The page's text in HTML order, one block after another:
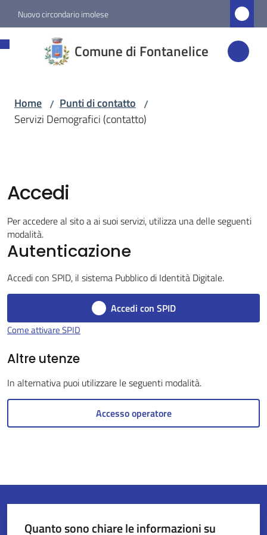
Vai al contenuto
Vai alla navigazione
Vai al footer
Nuovo circondario imolese
Comune di Fontanelice
Fontanelice
Amministrazione
Menu selezionato
Vivere
Fontanelice
Servizi
on-
line
Tutti
Home / Punti di contatto /
Servizi Demografici (contatto)
Accedi
Per accedere al sito a ai suoi servizi, utilizza una delle seguenti
modalità.
Autenticazione
Accedi con SPID, il sistema Pubblico di Identità Digitale.
Accedi con SPID
Come attivare SPID
Altre utenze
In alternativa puoi utilizzare le seguenti modalità.
Accesso operatore
Quanto sono chiare le informazioni su